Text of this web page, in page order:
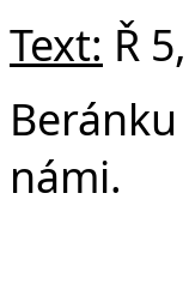
Text: Ř
námi.